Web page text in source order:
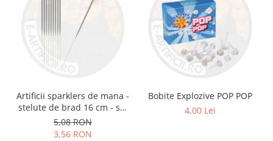
Artificii sparklers de mana -
stelute de brad 16 cm - set
10 buc
5,08 RON
3,56 RON
Bobite Explozive POP POP
4,00 Lei